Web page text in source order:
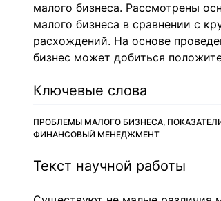
малого бизнеса. Рассмотрены
малого бизнеса в сравнении с
расхождений. На основе
бизнес может добиться
Ключевые слова
ПРОБЛЕМЫ МАЛОГО БИЗНЕСА,
ФИНАНСОВЫЙ МЕНЕДЖМЕНТ
Текст научной работы